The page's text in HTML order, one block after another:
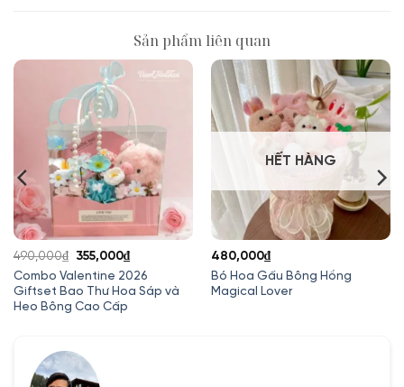
Sản phẩm liên quan
Combo Valentine 2026
Giftset Bao Thư Hoa Sáp và
Heo Bông Cao Cấp
490,000₫
Giá
gốc
là:
490,000₫.
355,000₫Giá
hiện
tại
HẾT HÀNG
Bó Hoa Gấu Bông Hồng
Magical Lover
480,000₫